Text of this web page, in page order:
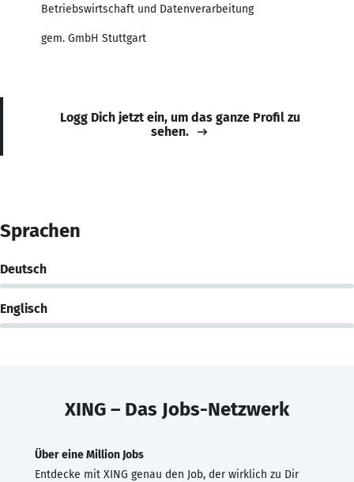
Betriebswirtschaft und Datenverarbeitung
gem. GmbH Stuttgart
Logg Dich jetzt ein, um das ganze Profil zu
sehen.
Sprachen
Deutsch
Englisch
XING – Das Jobs-Netzwerk
Über eine Million Jobs
Entdecke mit XING genau den Job, der wirklich zu Dir